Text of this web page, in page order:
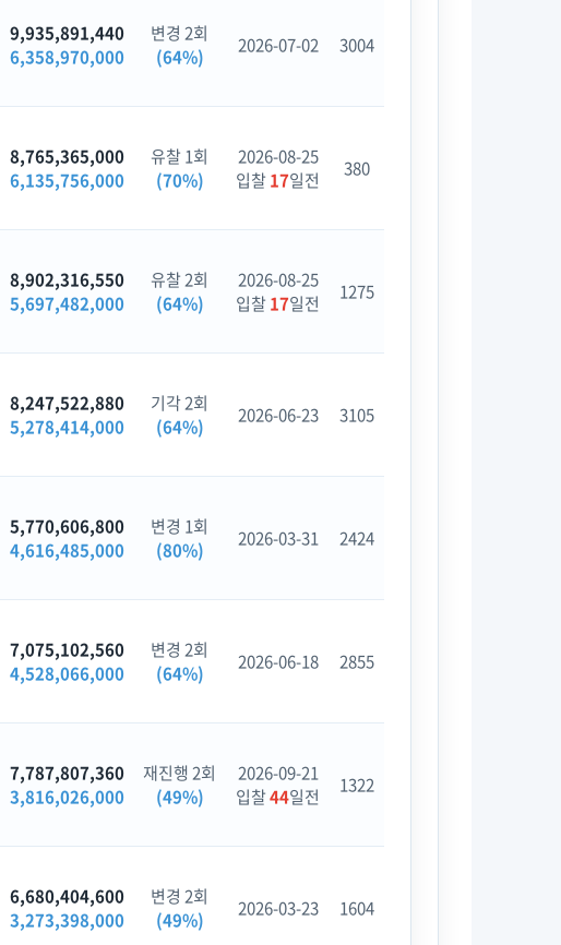
9,935,891,440
6,358,970,000
변경 2회
(64%)
2026-07-02 3004
8,765,365,000
6,135,756,000
유찰 1회
(70%)
2026-08-25
입찰17일전 380
8,902,316,550
5,697,482,000
유찰 2회
(64%)
2026-08-25
입찰17일전 1275
8,247,522,880
5,278,414,000
기각 2회
(64%)
2026-06-23 3105
5,770,606,800
4,616,485,000
변경 1회
(80%)
2026-03-31 2424
7,075,102,560
4,528,066,000
변경 2회
(64%)
2026-06-18 2855
7,787,807,360
3,816,026,000
재진행 2회
(49%)
2026-09-21
입찰44일전 1322
6,680,404,600
3,273,398,000
변경 2회
(49%)
2026-03-23 1604